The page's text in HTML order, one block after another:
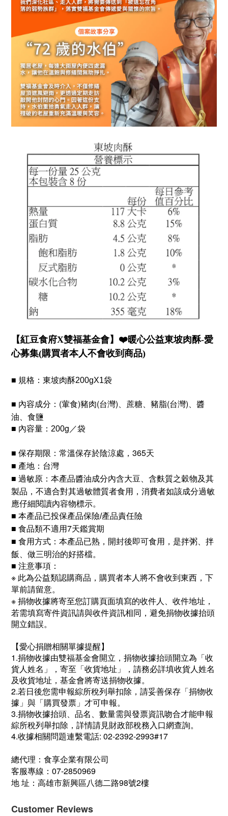
【紅豆食府X雙福基金會】❤️暖心公益東坡肉酥-愛
心募集(購買者本人不會收到商品)
■ 規格 ：東坡肉酥200gX1袋
■ 內容成分 ： (葷食)豬肉(台灣)、蔗糖、豬脂(台灣)、醬
油、食鹽
■ 內容量：200g／袋
■ 保存期限： 常溫保存於陰涼處，365天
■ 產地：台灣
■ 過敏原： 本產品醬油成分內含大豆、含麩質之穀物及其
製品，不適合對其過敏體質者食用，消費者如該成分過敏
應仔細閱讀內容物標示。
■ 本產品已投保產品保險/產品責任險
■ 食品類不適用7天鑑賞期
■ 食用方式： 本產品已熟，開封後即可食用，是拌粥、拌
飯、做三明治的好搭檔。
■ 注意事項：
※ 此為公益類認購商品，購買者本人將不會收到東西，下
單前請留意。
※捐物收據將寄至您訂購頁面填寫的收件人、收件地址，
若需填寫寄件資訊請與收件資訊相同，避免捐物收據抬頭
開立錯誤。
【愛心捐贈相關單據提醒】
1.捐物收據由雙福基金會開立，捐物收據抬頭開立為「收
貨人姓名」，寄至「收貨地址」，請務必詳填收貨人姓名
及收貨地址，基金會將寄送捐物收據。
2.若日後您需申報綜所稅列舉扣除，請妥善保存「捐物收
據」與「購買發票」才可申報。
3.捐物收據抬頭、品名、數量需與發票資訊吻合才能申報
綜所稅列舉扣除，詳情請見財政部稅務入口網查詢。
4.收據相關問題連繫電話: 02-2392-2993#17
總代理：食享企業有限公司
客服專線： 07-2850969
地 址：高雄市新興區八德二路98號2樓
Customer Reviews